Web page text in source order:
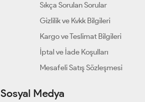
Sıkça Sorulan Sorular
Gizlilik ve Kvkk Bilgileri
Kargo ve Teslimat Bilgileri
İptal ve İade Koşulları
Mesafeli Satış Sözleşmesi
Sosyal Medya